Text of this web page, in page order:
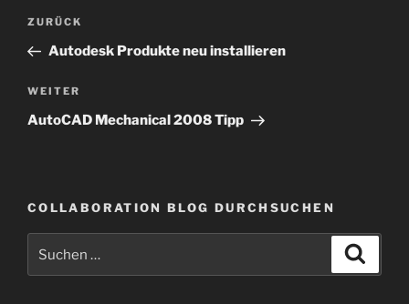
Beitragsnavigation
Vorheriger
Beitrag
ZURÜCK
Autodesk Produkte neu installieren
Nächster
Beitrag
WEITER
AutoCAD Mechanical 2008 Tipp
COLLABORATION BLOG DURCHSUCHEN